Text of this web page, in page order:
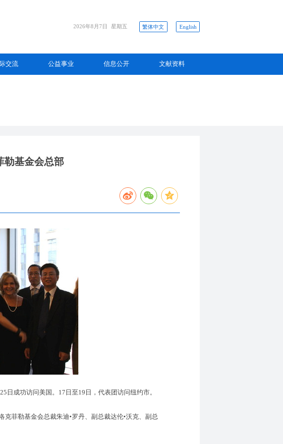
2026年8月7日 星期五 繁体中文 English
交流 公益事业 信息公开 文献资料
勒基金会总部
成功访问美国。17日至19日，代表团访问纽约市。
菲勒基金会总裁朱迪•罗丹、副总裁达伦•沃克、副总